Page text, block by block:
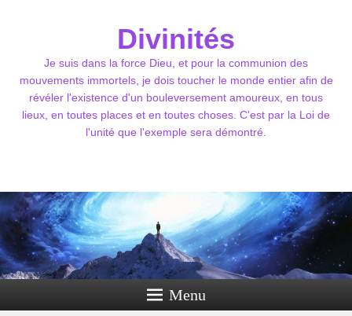
Divinités
Je suis dans la force Dieu, et pour la communion des
mouvements immortels, je dois toucher le monde entier afin de
révéler l'existence d'un bouleversement amoureux, en tous
lieux, en toutes places et en toutes choses. C'est par la Loi de
l'unité que l'exemple sera démontré.
Menu